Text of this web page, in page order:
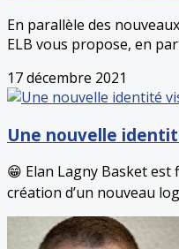
En parallèle des
ELB vous propose, en
17 décembre 2021
Une nouvelle
😁 Elan Lagny Basket
création d’un nouveau